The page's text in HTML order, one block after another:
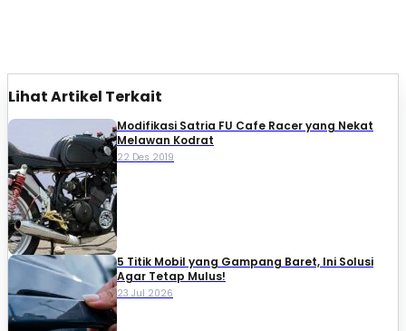
Lihat Artikel Terkait
Modifikasi Satria FU Cafe Racer yang Nekat
Melawan Kodrat
22 Des 2019
5 Titik Mobil yang Gampang Baret, Ini Solusi
Agar Tetap Mulus!
23 Jul 2026